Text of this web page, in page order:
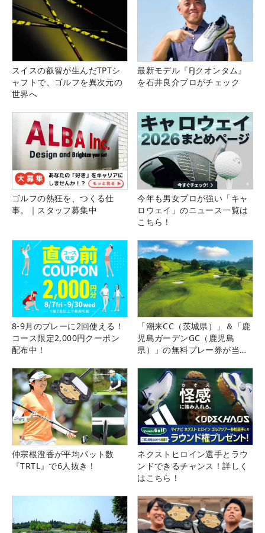
スイスの叡智が生んだTPTシ
ャフトで、ゴルフを異次元の
世界へ
最新モデル『FJクオンタム』
を石井良介プロがチェック
ゴルフの熱狂を、つくる仕
事。｜スタッフ募集中
今年も男女プロが強い「キャ
ロウェイ」のニュース一覧は
こちら！
8-9月のプレーに2回使える！
コース限定2,000円クーポン
配布中！
「潮来CC（茨城県）」＆「鹿
児島ガーデンGC（鹿児島
県）」の無料プレー券が当た
仲宗根澄香が平均パット数
『TRTL』で6人抜き！
ネクストヒロイン選手とラウ
ンドできるチャンス！詳しく
はこちら！